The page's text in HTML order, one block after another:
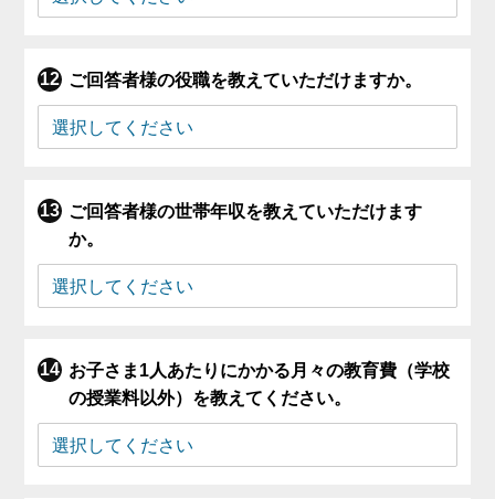
ご回答者様の役職を教えていただけますか。
ご回答者様の世帯年収を教えていただけます
か。
お子さま1人あたりにかかる月々の教育費（学校
の授業料以外）を教えてください。